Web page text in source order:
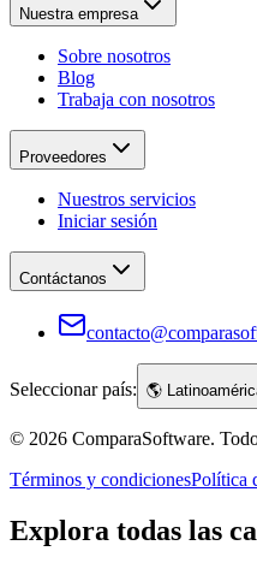
Nuestra empresa
Sobre nosotros
Blog
Trabaja con nosotros
Proveedores
Nuestros servicios
Iniciar sesión
Contáctanos
Seleccionar país: 🌎
© 2026 ComparaSoftware.
Términos y condicionesPolítica
Explora todas las